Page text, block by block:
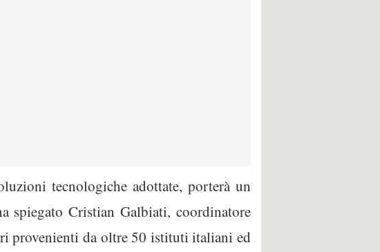
tecnologiche adottate, porterà un
spiegato Cristian Galbiati, coordinatore
provenienti da oltre 50 istituti italiani ed